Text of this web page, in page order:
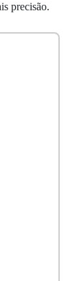
precisão.